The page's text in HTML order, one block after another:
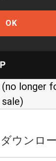
OK
(no longer
sale)
ウンロ